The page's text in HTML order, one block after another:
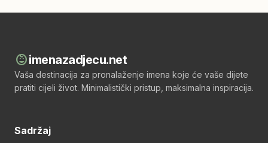
child_careimenazadjecu.net
Vaša destinacija za pronalaženje imena koje će vaše dijete
pratiti cijeli život. Minimalistički pristup, maksimalna inspiracija.
Sadržaj